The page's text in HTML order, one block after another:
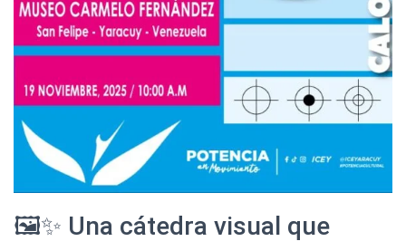
🖼️✨ Una cátedra visual que